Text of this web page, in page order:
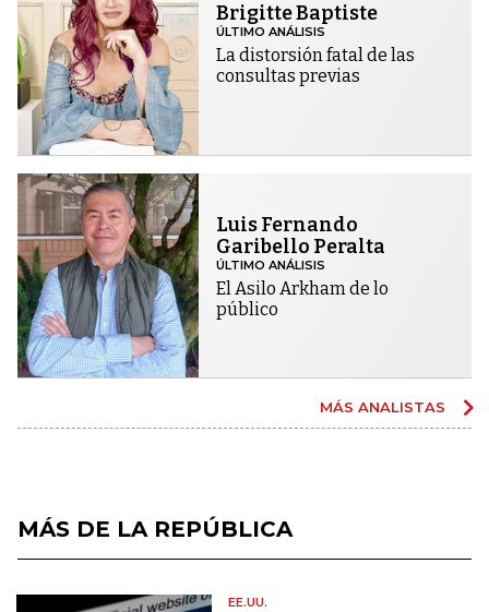
Brigitte Baptiste
ÚLTIMO ANÁLISIS
La distorsión fatal de las
consultas previas
Luis Fernando
Garibello Peralta
ÚLTIMO ANÁLISIS
El Asilo Arkham de lo
público
MÁS ANALISTAS
MÁS DE LA REPÚBLICA
EE.UU.